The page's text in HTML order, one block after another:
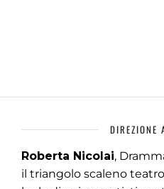
DIREZIONE
Roberta Nicolai,
il triangolo scaleno